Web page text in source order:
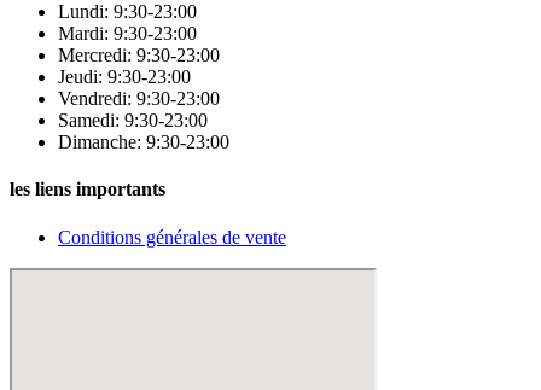
Lundi: 9:30-23:00
Mardi: 9:30-23:00
Mercredi: 9:30-23:00
Jeudi: 9:30-23:00
Vendredi: 9:30-23:00
Samedi: 9:30-23:00
Dimanche: 9:30-23:00
les liens importants
Conditions générales de vente